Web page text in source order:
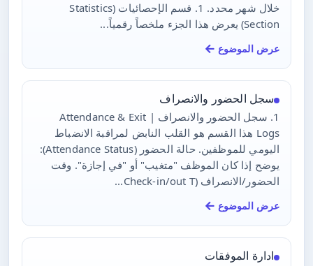
خلال شهر محدد. 1. قسم الإحصائيات (Statistics
Section) يعرض هذا الجزء ملخصاً رقمياً...
عرض الموضوع
سجل الحضور والانصراف
1. سجل الحضور والانصراف | Attendance & Exit
Logs هذا القسم هو القلب النابض لمراقبة الانضباط
اليومي للموظفين. حالة الحضور (Attendance Status):
يوضح إذا كان الموظف "متغيب" أو "في إجازة". وقت
الحضور/الانصراف (Check-in/out T...
عرض الموضوع
ادارة الموفقات